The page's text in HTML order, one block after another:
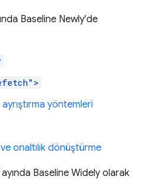
Baseline Newly'de
yöntemleri
onaltılık dönüştürme
Baseline Widely olarak